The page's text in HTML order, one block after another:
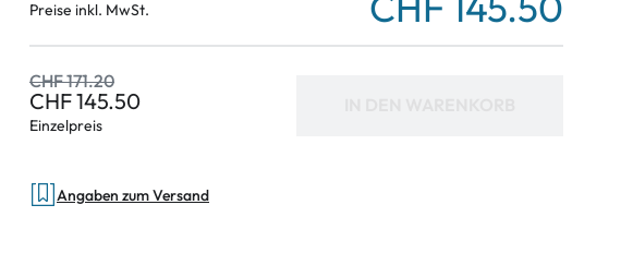
Preise inkl. MwSt.
CHF 171.20
CHF 145.50
Einzelpreis
Angaben zum Versand